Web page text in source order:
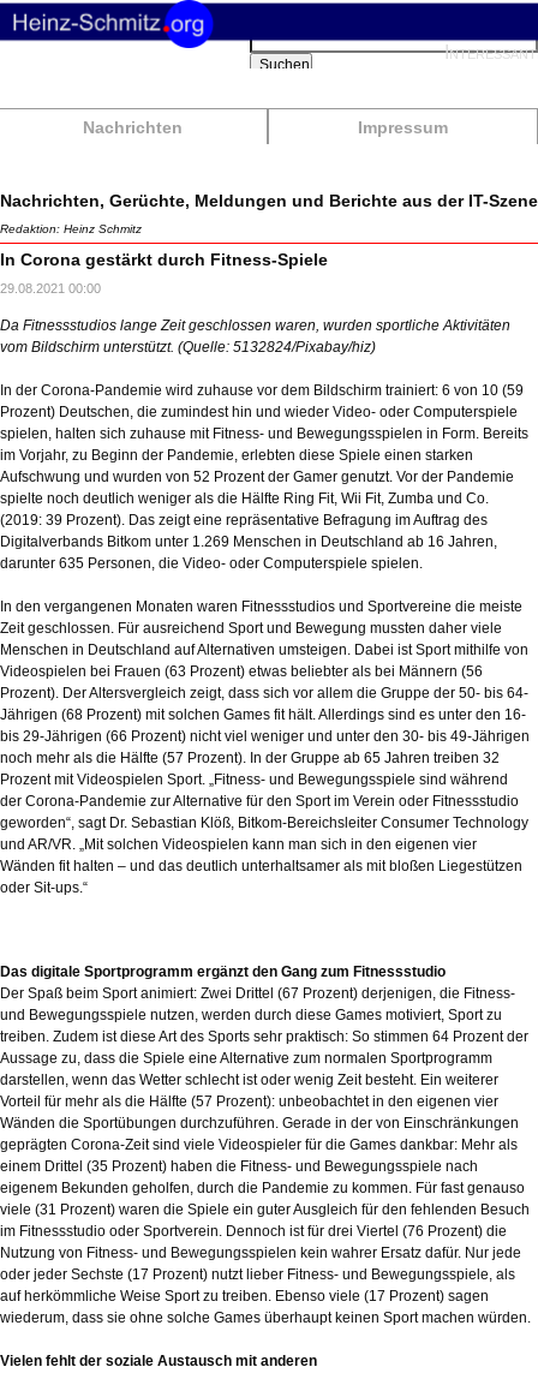
Nachrichten Impressum
Suchbegriffe
Suchen
Nachrichten, Gerüchte, Meldungen und Berichte aus der IT-Szene
Redaktion: Heinz Schmitz
In Corona gestärkt durch Fitness-Spiele
29.08.2021 00:00
Da Fitnessstudios lange Zeit geschlossen waren, wurden sportliche Aktivitäten
vom Bildschirm unterstützt. (Quelle: 5132824/Pixabay/hiz)
In der Corona-Pandemie wird zuhause vor dem Bildschirm trainiert: 6 von 10 (59
Prozent) Deutschen, die zumindest hin und wieder Video- oder Computerspiele
spielen, halten sich zuhause mit Fitness- und Bewegungsspielen in Form. Bereits
im Vorjahr, zu Beginn der Pandemie, erlebten diese Spiele einen starken
Aufschwung und wurden von 52 Prozent der Gamer genutzt. Vor der Pandemie
spielte noch deutlich weniger als die Hälfte Ring Fit, Wii Fit, Zumba und Co.
(2019: 39 Prozent). Das zeigt eine repräsentative Befragung im Auftrag des
Digitalverbands Bitkom unter 1.269 Menschen in Deutschland ab 16 Jahren,
darunter 635 Personen, die Video- oder Computerspiele spielen.
In den vergangenen Monaten waren Fitnessstudios und Sportvereine die meiste
Zeit geschlossen. Für ausreichend Sport und Bewegung mussten daher viele
Menschen in Deutschland auf Alternativen umsteigen. Dabei ist Sport mithilfe von
Videospielen bei Frauen (63 Prozent) etwas beliebter als bei Männern (56
Prozent). Der Altersvergleich zeigt, dass sich vor allem die Gruppe der 50- bis 64-
Jährigen (68 Prozent) mit solchen Games fit hält. Allerdings sind es unter den 16-
bis 29-Jährigen (66 Prozent) nicht viel weniger und unter den 30- bis 49-Jährigen
noch mehr als die Hälfte (57 Prozent). In der Gruppe ab 65 Jahren treiben 32
Prozent mit Videospielen Sport. „Fitness- und Bewegungsspiele sind während
der Corona-Pandemie zur Alternative für den Sport im Verein oder Fitnessstudio
geworden“, sagt Dr. Sebastian Klöß, Bitkom-Bereichsleiter Consumer Technology
und AR/VR. „Mit solchen Videospielen kann man sich in den eigenen vier
Wänden fit halten – und das deutlich unterhaltsamer als mit bloßen Liegestützen
oder Sit-ups.“
Das digitale Sportprogramm ergänzt den Gang zum Fitnessstudio
Der Spaß beim Sport animiert: Zwei Drittel (67 Prozent) derjenigen, die Fitness-
und Bewegungsspiele nutzen, werden durch diese Games motiviert, Sport zu
treiben. Zudem ist diese Art des Sports sehr praktisch: So stimmen 64 Prozent der
Aussage zu, dass die Spiele eine Alternative zum normalen Sportprogramm
darstellen, wenn das Wetter schlecht ist oder wenig Zeit besteht. Ein weiterer
Vorteil für mehr als die Hälfte (57 Prozent): unbeobachtet in den eigenen vier
Wänden die Sportübungen durchzuführen. Gerade in der von Einschränkungen
geprägten Corona-Zeit sind viele Videospieler für die Games dankbar: Mehr als
einem Drittel (35 Prozent) haben die Fitness- und Bewegungsspiele nach
eigenem Bekunden geholfen, durch die Pandemie zu kommen. Für fast genauso
viele (31 Prozent) waren die Spiele ein guter Ausgleich für den fehlenden Besuch
im Fitnessstudio oder Sportverein. Dennoch ist für drei Viertel (76 Prozent) die
Nutzung von Fitness- und Bewegungsspielen kein wahrer Ersatz dafür. Nur jede
oder jeder Sechste (17 Prozent) nutzt lieber Fitness- und Bewegungsspiele, als
auf herkömmliche Weise Sport zu treiben. Ebenso viele (17 Prozent) sagen
wiederum, dass sie ohne solche Games überhaupt keinen Sport machen würden.
Vielen fehlt der soziale Austausch mit anderen